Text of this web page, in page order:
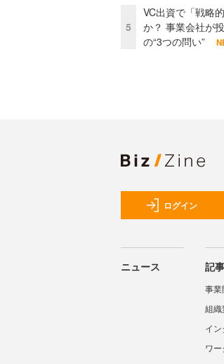
5
VC出資で「戦略
か？ 事業会社が
の“3つの問い”
ログイン
ニュース 記事
事業
組織
イ
ワ